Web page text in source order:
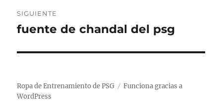
SIGUIENTE
Entrada
fuente de chandal del psg
Ropa de Entrenamiento de PSG
Funciona gracias a
WordPress